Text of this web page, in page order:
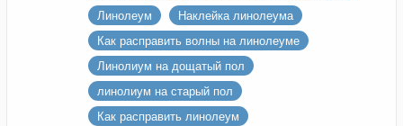
Линолеум
Наклейка линолеума
Как расправить волны на линолеуме
Линолиум на дощатый пол
линолиум на старый пол
Как расправить линолеум